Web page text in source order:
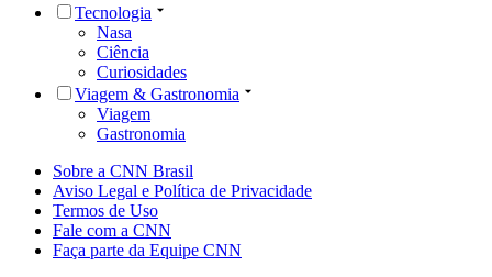
Tecnologia
Nasa
Ciência
Curiosidades
Viagem & Gastronomia
Viagem
Gastronomia
Sobre a CNN Brasil
Aviso Legal e Política de Privacidade
Termos de Uso
Fale com a CNN
Faça parte da Equipe CNN